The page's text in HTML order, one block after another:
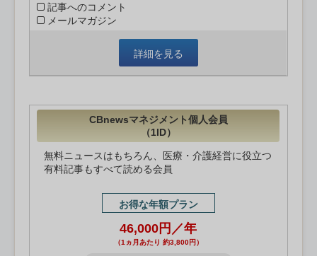
記事へのコメント
メールマガジン
詳細を見る
CBnewsマネジメント個人会員
（1ID）
無料ニュースはもちろん、医療・介護経営に役立つ
有料記事もすべて読める会員
お得な年額プラン
46,000円／年
（1ヵ月あたり 約3,800円）